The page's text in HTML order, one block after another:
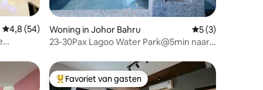
Gemiddelde beoordeling van 4,8 uit 5, 54 recensies
4,8 (54)
Woning in Johor Bahru Gemiddelde
5 (3)
23-30Pax Lagoo Water Park@5min naar
Topfavoriet van gasten
Favoriet van gasten